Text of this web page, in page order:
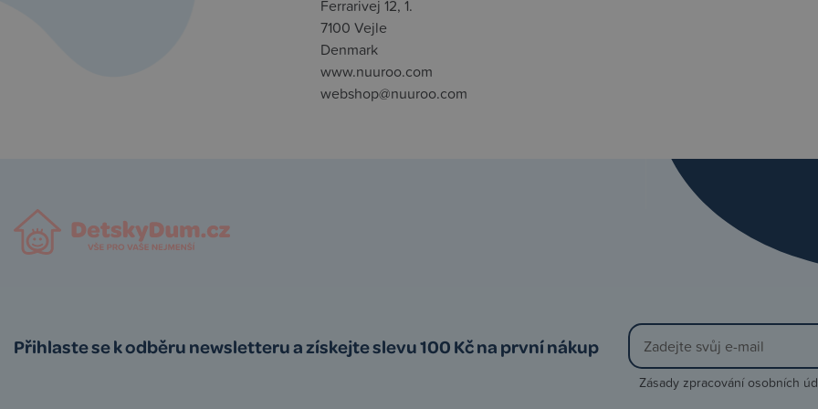
Ferrarivej 12, 1.
7100 Vejle
Denmark
www.nuuroo.com
webshop@nuuroo.com
Přihlaste se k odběru newsletteru a získejte slevu 100 Kč na první nákup
Zásady zpracování osobních